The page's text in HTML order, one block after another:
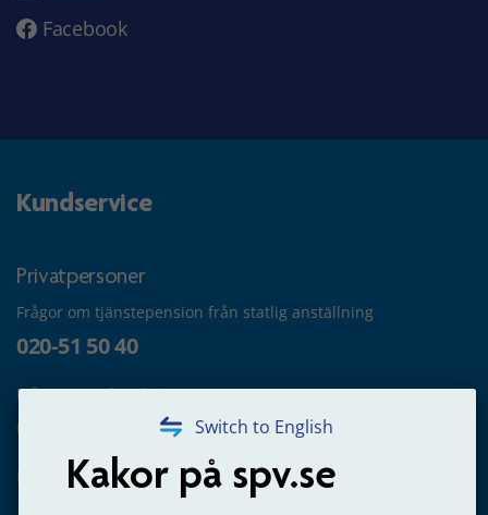
Switch to English
Kakor på spv.se
Facebook
Kundservice
Privatpersoner
Frågor om tjänstepension från statlig anställning
020-51 50 40
Frågor om utbetalning
020-65 00 65
Kontakta oss